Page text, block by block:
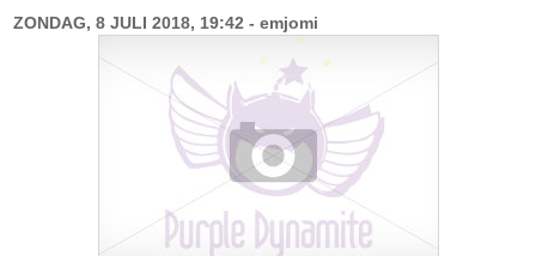
ZONDAG, 8 JULI 2018, 19:42 - emjomi